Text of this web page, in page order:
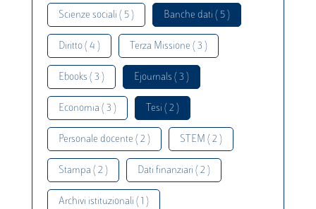
Scienze sociali ( 5 ) Banche dati ( 5 )
Diritto ( 4 ) Terza Missione ( 3 )
Ebooks ( 3 ) Ejournals ( 3 )
Economia ( 3 ) Tesi ( 2 )
Personale docente ( 2 ) STEM ( 2 )
Stampa ( 2 ) Dati finanziari ( 2 )
Archivi istituzionali ( 1 )